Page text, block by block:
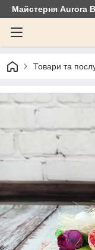
Майстерня Aurora
Товари та